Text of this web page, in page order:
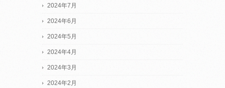
2024年7月
2024年6月
2024年5月
2024年4月
2024年3月
2024年2月